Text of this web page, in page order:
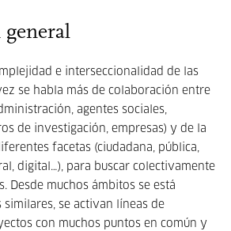
e interseccionalidad de las
se habla más de colaboración entre
agentes sociales,
de investigación, empresas) y de la
facetas (ciudadana, pública,
digital…), para buscar colectivamente
Desde muchos ámbitos se está
similares, se activan líneas de
con muchos puntos en común y